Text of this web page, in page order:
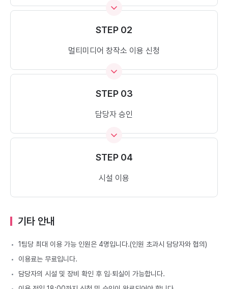
STEP 02
멀티미디어 창작소 이용 신청
STEP 03
담당자 승인
STEP 04
시설 이용
기타 안내
1팀당 최대 이용 가능 인원은 4명입니다.(인원 초과시 담당자와 협의)
이용료는 무료입니다.
담당자의 시설 및 장비 확인 후 입∙퇴실이 가능합니다.